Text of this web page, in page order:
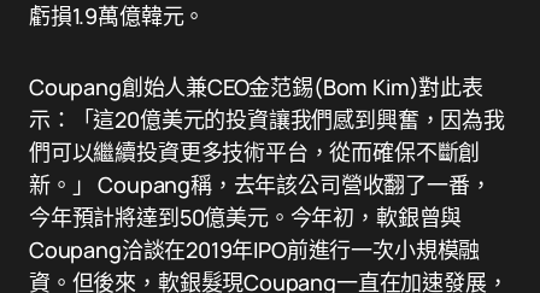
虧損1.9萬億韓元。
Coupang創始人兼CEO金范錫(Bom Kim)對此表
示：「這20億美元的投資讓我們感到興奮，因為我
們可以繼續投資更多技術平台，從而確保不斷創
新。」 Coupang稱，去年該公司營收翻了一番，
今年預計將達到50億美元。今年初，軟銀曾與
Coupang洽談在2019年IPO前進行一次小規模融
資。但後來，軟銀髮現Coupang一直在加速發展，